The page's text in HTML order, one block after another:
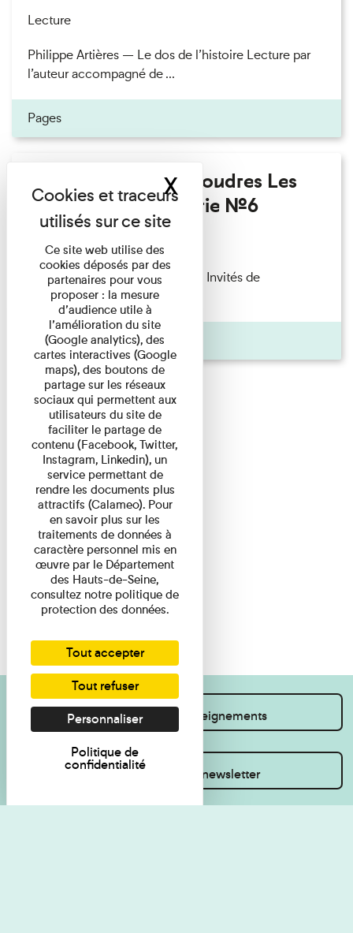
Lecture
Philippe Artières — Le dos de l’histoire Lecture par
l’auteur accompagné de ...
Pages
Fanny Taillandier - Foudres Les
Invités de l’Imprimerie n°6
Lecture
Fanny Taillandier – Foudres Les Invités de
l’Imprimerie n°6 Lecture ...
Pages
Je souhaite des renseignements
Inscrivez-vous à la newsletter
Ce site web utilise des
cookies déposés par des
partenaires pour vous
proposer : la mesure
d’audience utile à
l’amélioration du site
(Google analytics), des
cartes interactives (Google
maps), des boutons de
partage sur les réseaux
sociaux qui permettent aux
utilisateurs du site de
faciliter le partage de
contenu (Facebook, Twitter,
Instagram, Linkedin), un
service permettant de
rendre les documents plus
attractifs (Calameo). Pour
en savoir plus sur les
traitements de données à
caractère personnel mis en
œuvre par le Département
des Hauts-de-Seine,
consultez notre politique de
protection des données.
Tout accepter
Tout refuser
Personnaliser
Politique de
confidentialité
XMasquer le